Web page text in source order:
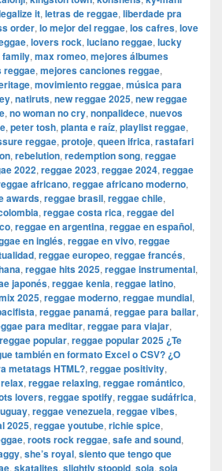
it, letras de reggae, liberdade pra
order, lo mejor del reggae, los cafres, love
, lovers rock, luciano reggae, lucky
, max romeo, mejores álbumes
reggae, mejores canciones reggae,
, movimiento reggae, música para
, natiruts, new reggae 2025, new reggae
, no woman no cry, nonpalidece, nuevos
, peter tosh, planta e raíz, playlist reggae,
reggae, protoje, queen ifrica, rastafari
, rebelution, redemption song, reggae
2022, reggae 2023, reggae 2024, reggae
africano, reggae africano moderno,
awards, reggae brasil, reggae chile,
, reggae costa rica, reggae del
, reggae en argentina, reggae en español,
en inglés, reggae en vivo, reggae
, reggae europeo, reggae francés,
, reggae hits 2025, reggae instrumental,
japonés, reggae kenia, reggae latino,
2025, reggae moderno, reggae mundial,
, reggae panamá, reggae para bailar,
para meditar, reggae para viajar,
reggae popular, reggae popular 2025 ¿Te
también en formato Excel o CSV? ¿O
metatags HTML?, reggae positivity,
, reggae relaxing, reggae romántico,
lovers, reggae spotify, reggae sudáfrica,
, reggae venezuela, reggae vibes,
2025, reggae youtube, richie spice,
, roots rock reggae, safe and sound,
, she’s royal, siento que tengo que
, skatalites, slightly stoopid, soja, soja